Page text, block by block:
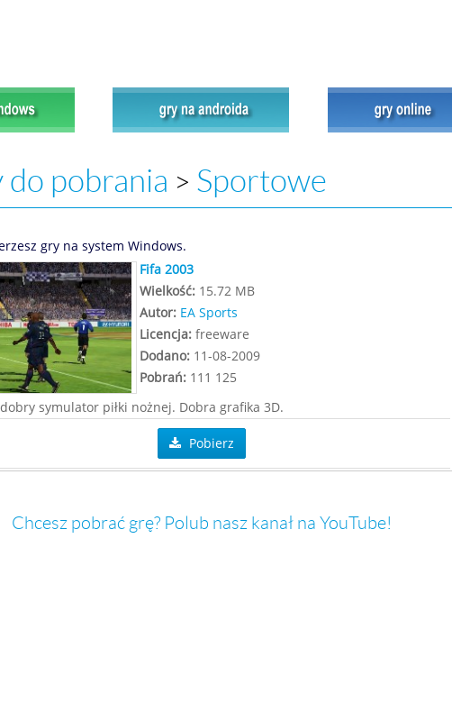
do pobrania > Sportowe
gry na system Windows.
Fifa 2003
Wielkość:15.72 MB
Autor: EA Sports
Licencja:freeware
Dodano:11-08-2009
Pobrań:111 125
symulator piłki nożnej. Dobra grafika 3D.
Pobierz
Chcesz pobrać grę? Polub nasz kanał na YouTube!